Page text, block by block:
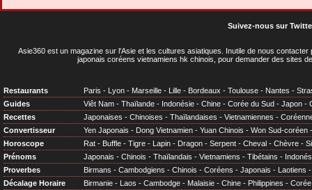
Suivez-nous sur
Asie360 est un magazine sur l'Asie et les cultures asiatiques . Inutile de nous
japonais coréens vietnamiens hk chinois, pour demander des sites
Restaurants Paris - Lyon - Marseille - Lille - Bordeaux - Toulouse - Nantes -
Guides
Viêt Nam - Thaïlande - Indonésie - Chine - Corée du Sud - Japon -
Recettes
Japonaises - Chinoises - Thaïlandaises - Vietnamiennes -
Convertisseur
Yen Japonais - Dong Vietnamien - Yuan Chinois - Won Sud-coréen
Horoscope
Rat - Buffle - Tigre - Lapin - Dragon - Serpent - Cheval - Chèvre -
Prénoms
Japonais - Chinois - Thaïlandais - Vietnamiens - Tibétains -
Proverbes
Birmans - Cambodgiens - Chinois - Coréens - Japonais - Laotiens
Décalage Horaire
Birmanie - Laos - Cambodge - Malaisie - Chine - Philippines - Corée